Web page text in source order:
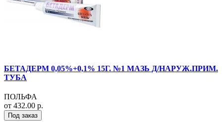
БЕТАДЕРМ 0,05%+0,1% 15Г. №1 МАЗЬ Д/НАРУЖ.ПРИМ.
ТУБА
ПОЛЬФА
от 432.00 р.
Под заказ